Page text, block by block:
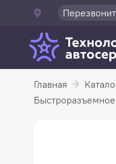
Главная